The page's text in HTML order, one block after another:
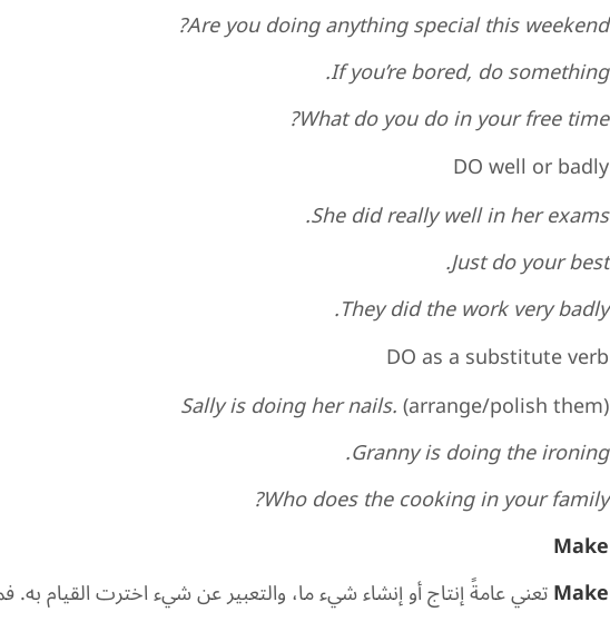
Are you doing anything special this weekend?
If you’re bored, do something.
What do you do in your free time?
DO well or badly
She did really well in her exams.
Just do your best.
They did the work very badly.
DO as a substitute verb
Sally is doing her nails.(arrange/polish them)
Granny is doing the ironing.
Who does the cooking in your family?
Make
Makeتعني عامةً إنتاج أو إنشاء شيء ما، والتعبير عن شيء اخترت القيام به.